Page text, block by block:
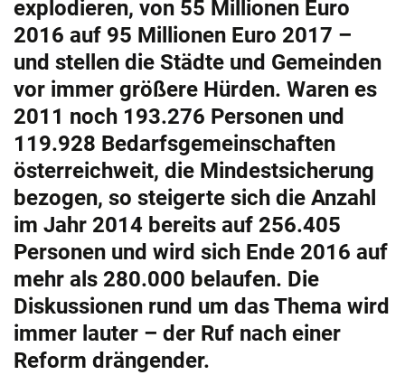
explodieren, von 55 Millionen Euro
2016 auf 95 Millionen Euro 2017 –
und stellen die Städte und Gemeinden
vor immer größere Hürden. Waren es
2011 noch 193.276 Personen und
119.928 Bedarfsgemeinschaften
österreichweit, die Mindestsicherung
bezogen, so steigerte sich die Anzahl
im Jahr 2014 bereits auf 256.405
Personen und wird sich Ende 2016 auf
mehr als 280.000 belaufen. Die
Diskussionen rund um das Thema wird
immer lauter – der Ruf nach einer
Reform drängender.